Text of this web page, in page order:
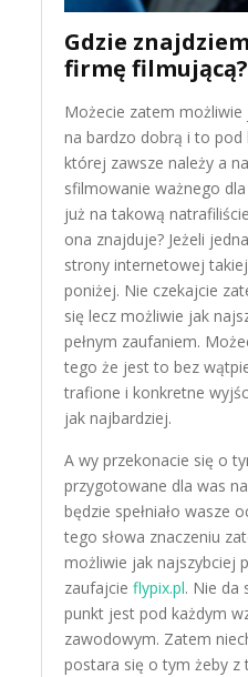
Gdzie
firmę filmującą?
Możecie zatem
na bardzo dobrą i to
której zawsze należy a
sfilmowanie ważnego
już na takową
ona znajduje? Jeżeli
strony internetowej
poniżej. Nie czekajcie
się lecz możliwie jak
pełnym zaufaniem.
tego że jest to bez
trafione i konkretne
jak najbardziej.
A wy przekonacie się o
przygotowane dla was
będzie spełniało wasze
tego słowa znaczeniu
możliwie jak najszybciej
zaufajcieflypix.pl. Nie da
punkt jest pod każdym
zawodowym. Zatem
postara się o tym żeby z